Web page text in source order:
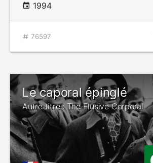
1994
76597
Le caporal épinglé
Autre titre : The Elusive Corporal